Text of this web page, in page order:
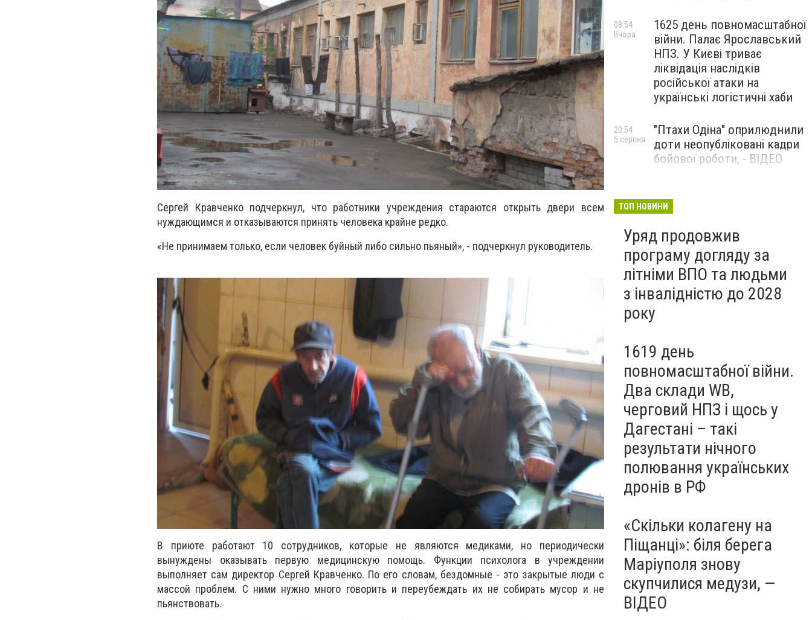
Сергей Кравченко подчеркнул, что работники учреждения стараются открыть двери всем
нуждающимся и отказываются принять человека крайне редко.
«Не принимаем только, если человек буйный либо сильно пьяный», - подчеркнул руководитель.
В приюте работают 10 сотрудников, которые не являются медиками, но периодически
вынуждены оказывать первую медицинскую помощь. Функции психолога в учреждении
выполняет сам директор Сергей Кравченко. По его словам, бездомные - это закрытые люди с
массой проблем. С ними нужно много говорить и переубеждать их не собирать мусор и не
пьянствовать.
1625 день повномасштабної
війни. Палає Ярославський
НПЗ. У Києві триває
ліквідація наслідків
російської атаки на
українські логістичні хаби
08:54
Вчора
"Птахи Одіна" оприлюднили
доти неопубліковані кадри
бойової роботи, - ВІДЕО
20:54
5 серпня
Бєдняков зіграє тата
новому українському
фільмі, - ФОТО
5 серпня
ТОП НОВИНИ
Уряд продовжив
програму догляду за
літніми ВПО та людьми
з інвалідністю до 2028
року
1619 день
повномасштабної війни.
Два склади WB,
черговий НПЗ і щось у
Дагестані – такі
результати нічного
полювання українських
дронів в РФ
«Скільки колагену на
Піщанці»: біля берега
Маріуполя знову
скупчилися медузи, —
ВІДЕО